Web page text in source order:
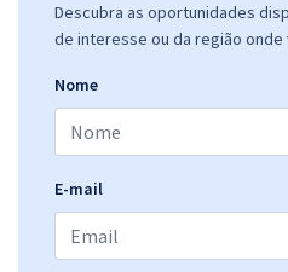
Descubra as oportunidades
de interesse ou da região onde
Nome
E-mail